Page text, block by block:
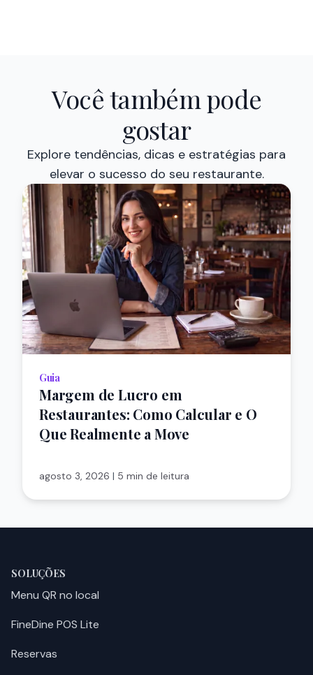
Você também pode
gostar
Explore tendências, dicas e estratégias para
elevar o sucesso do seu restaurante.
Guia
Margem de Lucro em
Restaurantes: Como Calcular e O
Que Realmente a Move
agosto 3, 2026 | 5 min de leitura
SOLUÇÕES
Menu QR no local
FineDine POS Lite
Reservas